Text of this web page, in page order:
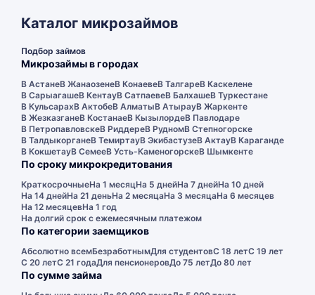
Каталог микрозаймов
Подбор займов
Микрозаймы в городах
В АстанеВ ЖанаозенеВ КонаевеВ ТалгареВ Каскелене
В СарыагашеВ КентауВ СатпаевеВ БалхашеВ Туркестане
В КульсарахВ АктобеВ АлматыВ АтырауВ Жаркенте
В ЖезказганеВ КостанаеВ КызылордеВ Павлодаре
В ПетропавловскеВ РиддереВ РудномВ Степногорске
В ТалдыкорганеВ ТемиртауВ ЭкибастузеВ АктауВ Караганде
В КокшетауВ СемееВ Усть-КаменогорскеВ Шымкенте
По сроку микрокредитования
КраткосрочныеНа 1 месяцНа 5 днейНа 7 днейНа 10 дней
На 14 днейНа 21 деньНа 2 месяцаНа 3 месяцаНа 6 месяцев
На 12 месяцевНа 1 год
На долгий срок с ежемесячным платежом
По категории заемщиков
Абсолютно всемБезработнымДля студентовС 18 летС 19 лет
С 20 летС 21 годаДля пенсионеровДо 75 летДо 80 лет
По сумме займа